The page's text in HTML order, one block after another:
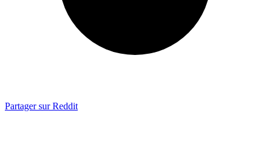
Partager sur Reddit